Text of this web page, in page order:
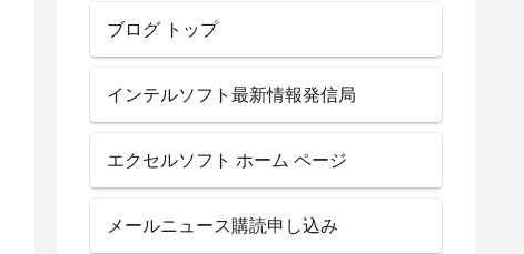
ブログ トップ
インテルソフト最新情報発信局
エクセルソフト ホーム ページ
メールニュース購読申し込み